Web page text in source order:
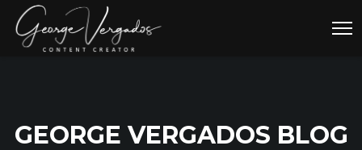
GEORGE VERGADOS BLOG